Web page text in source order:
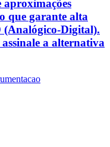
que garante alta
(Analógico-Digital).
assinale a alternativa